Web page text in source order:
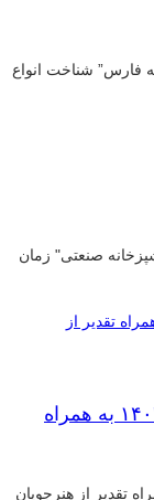
فارس” شناخت انواع
صنعتی" زمان
نشست ویژه به مناسبت آئین پایان سال ۱۴۰۲ به همراه
آئین پایان سال 1402 به همراه تقدیر از هنرجویان